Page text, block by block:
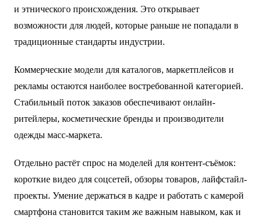
и этнического происхождения. Это открывает
возможности для людей, которые раньше не попадали в
традиционные стандарты индустрии.
Коммерческие модели для каталогов, маркетплейсов и
рекламы остаются наиболее востребованной категорией.
Стабильный поток заказов обеспечивают онлайн-
ритейлеры, косметические бренды и производители
одежды масс-маркета.
Отдельно растёт спрос на моделей для контент-съёмок:
короткие видео для соцсетей, обзоры товаров, лайфстайл-
проекты. Умение держаться в кадре и работать с камерой
смартфона становится таким же важным навыком, как и